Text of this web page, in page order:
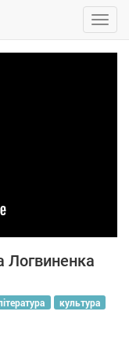
Логвиненка
культура